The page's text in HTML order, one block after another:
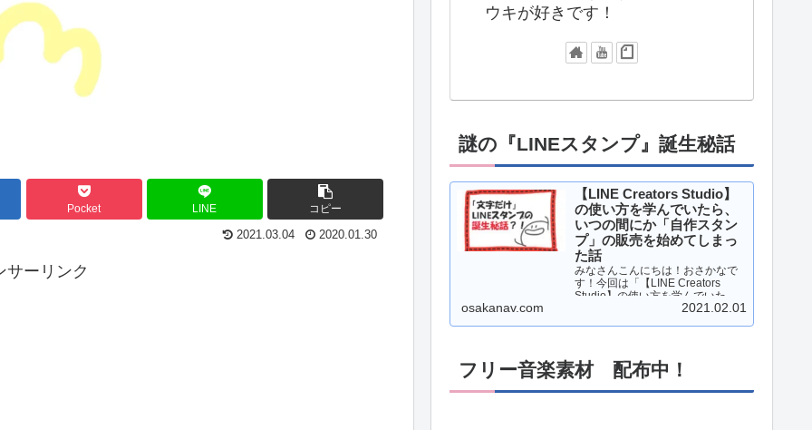
Pocket LINE コピー
2021.03.04 2020.01.30
サーリンク
ウキが好きです！
謎の『LINEスタンプ』誕生秘話
【LINE Creators Studio】
の使い方を学んでいたら、
いつの間にか「自作スタン
プ」の販売を始めてしまっ
た話
みなさんこんにちは！おさかなで
す！今回は「【LINE Creators
Studio】の使い方を学んでいた
ら、いつの間にか「自作スタン
osakanav.com 2021.02.01
フリー音楽素材 配布中！